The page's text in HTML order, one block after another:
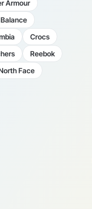
Armour
Crocs
Reebok
Face